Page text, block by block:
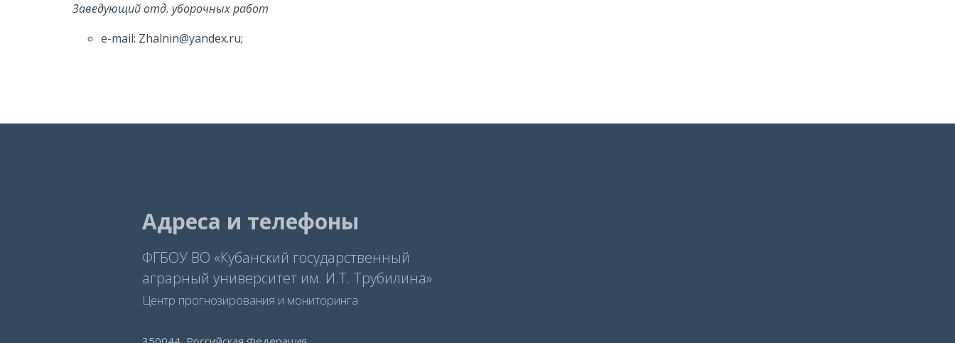
Заведующий отд. уборочных работ
e-mail: Zhalnin@yandex.ru;
Адреса и телефоны
ФГБОУ ВО «Кубанский государственный
аграрный университет им. И.Т. Трубилина»
Центр прогнозирования и мониторинга